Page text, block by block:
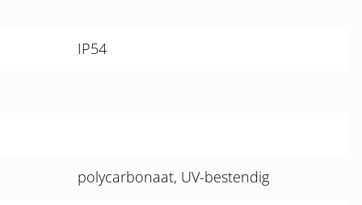
IP54
polycarbonaat, UV-bestendig